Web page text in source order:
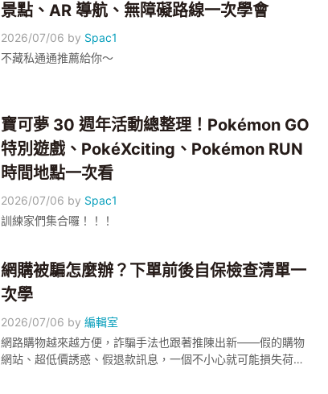
景點、AR 導航、無障礙路線一次學會
2026/07/06 by Spac1
不藏私通通推薦給你～
寶可夢 30 週年活動總整理！Pokémon GO
特別遊戲、PokéXciting、Pokémon RUN
時間地點一次看
2026/07/06 by Spac1
訓練家們集合囉！！！
網購被騙怎麼辦？下單前後自保檢查清單一
次學
2026/07/06 by編輯室
網路購物越來越方便，詐騙手法也跟著推陳出新——假的購物
網站、超低價誘惑、假退款訊息，一個不小心就可能損失荷包